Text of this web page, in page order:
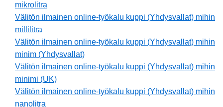
mikrolitra
Välitön ilmainen online-työkalu kuppi (Yhdysvallat) mihin
millilitra
Välitön ilmainen online-työkalu kuppi (Yhdysvallat) mihin
minim (Yhdysvallat)
Välitön ilmainen online-työkalu kuppi (Yhdysvallat) mihin
minimi (UK)
Välitön ilmainen online-työkalu kuppi (Yhdysvallat) mihin
nanolitra